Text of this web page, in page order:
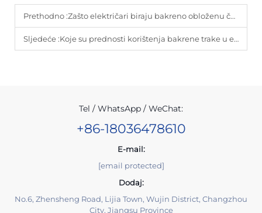
Prethodno :Zašto električari biraju bakreno obloženu čeličnu žicu
Sljedeće :Koje su prednosti korištenja bakrene trake u elektronici?
Tel / WhatsApp / WeChat:
+86-18036478610
E-mail:
[email protected]
Dodaj:
No.6, Zhensheng Road, Lijia Town, Wujin District, Changzhou
City, Jiangsu Province